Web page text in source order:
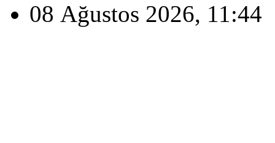
08 Ağustos 2026, 11:44